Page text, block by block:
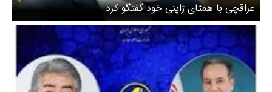
عراقچی با همتای ژاپنی خود گفتگو کرد